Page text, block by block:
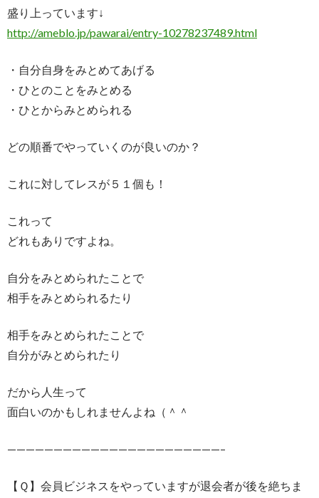
盛り上っています↓
http://ameblo.jp/pawarai/entry-10278237489.html
・自分自身をみとめてあげる
・ひとのことをみとめる
・ひとからみとめられる
どの順番でやっていくのが良いのか？
これに対してレスが５１個も！
これって
どれもありですよね。
自分をみとめられたことで
相手をみとめられるたり
相手をみとめられたことで
自分がみとめられたり
だから人生って
面白いのかもしれませんよね（＾＾
———————————————————————–
【Ｑ】会員ビジネスをやっていますが退会者が後を絶ちま